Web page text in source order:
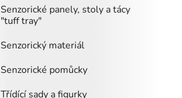
Senzorické panely, stoly a tácy
"tuff tray"
Senzorický materiál
Senzorické pomůcky
Třídící sady a figurky